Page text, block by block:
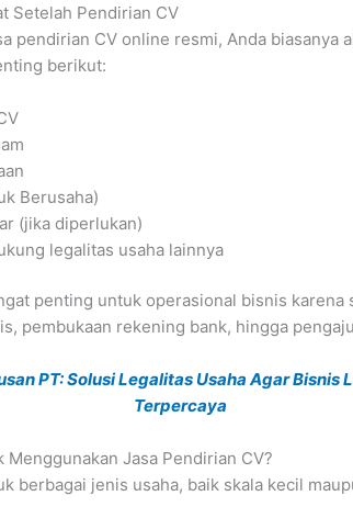
Setelah Pendirian CV
pendirian CV online resmi, Anda biasanya
berikut:
Berusaha)
(jika diperlukan)
legalitas usaha lainnya
penting untuk operasional bisnis karena
pembukaan rekening bank, hingga
PT: Solusi Legalitas Usaha Agar Bisnis
Terpercaya
Menggunakan Jasa Pendirian CV?
berbagai jenis usaha, baik skala kecil